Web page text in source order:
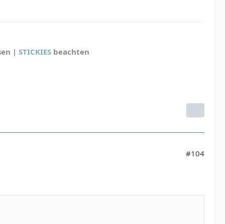
| STICKIES beachten
#104